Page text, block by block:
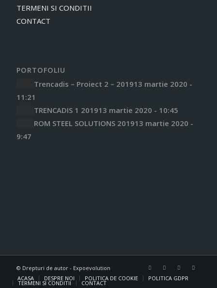
TERMENI SI CONDITII
CONTACT
PORTOFOLIU
Trencadis – Proiect 2 – 201913 martie 2020 -
11:21
TRENCADIS 1 201913 martie 2020 - 10:45
ROM STEEL SOLUTIONS 201913 martie 2020 -
9:47
© Drepturi de autor - Expoevolution
ACASA
DESPRE NOI POLITICA DE COOKIE POLITICA GDPR
TERMENI SI CONDITII CONTACT